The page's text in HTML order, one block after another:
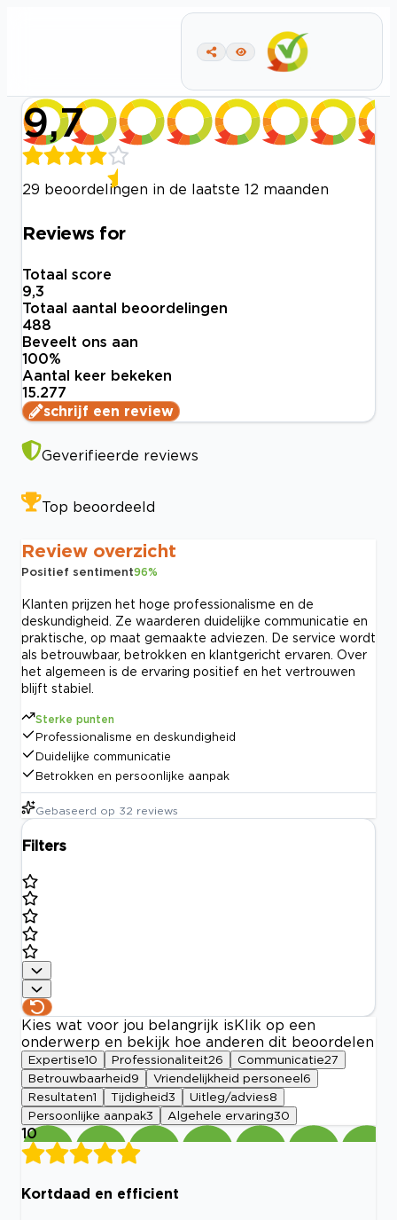
9,7
29 beoordelingen in de laatste 12 maanden
Reviews for
Totaal score
9,3
Totaal aantal beoordelingen
488
Beveelt ons aan
100%
Aantal keer bekeken
15.277
schrijf een review
Geverifieerde reviews
Top beoordeeld
Review overzicht
Positief sentiment96%
Klanten prijzen het hoge professionalisme en de
deskundigheid. Ze waarderen duidelijke communicatie en
praktische, op maat gemaakte adviezen. De service wordt
als betrouwbaar, betrokken en klantgericht ervaren. Over
het algemeen is de ervaring positief en het vertrouwen
blijft stabiel.
Sterke punten
Professionalisme en deskundigheid
Duidelijke communicatie
Betrokken en persoonlijke aanpak
Gebaseerd op 32 reviews
Filters
Kies wat voor jou belangrijk is Klik op een
onderwerp en bekijk hoe anderen dit beoordelen
Expertise10 Professionaliteit26 Communicatie27
Betrouwbaarheid 9 Vriendelijkheid personeel 6
Resultaten1 Tijdigheid3 Uitleg/advies8
Persoonlijke aanpak3 Algehele ervaring30
10
Kortdaad en efficient